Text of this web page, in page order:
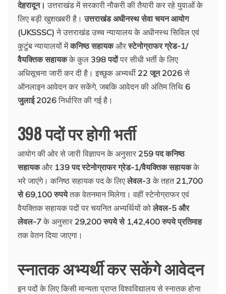
देहरादून। उत्तराखंड में सरकारी नौकरी की तैयारी कर रहे युवाओं के
लिए बड़ी खुशखबरी है।उत्तराखंड अधीनस्थ सेवा चयन आयोग
(UKSSSC) ने उत्तराखंड उच्च न्यायालय के अधीनस्थ सिविल एवं
कुटुंब न्यायालयों मेंकनिष्ठ सहायकऔरस्टेनोग्राफर ग्रेड-1/
वैयक्तिक सहायकके कुल 398 पदोंपर सीधी भर्ती के लिए
अधिसूचना जारी कर दी है। इच्छुक अभ्यर्थी 22 जून 2026से
ऑनलाइन आवेदन कर सकेंगे, जबकि आवेदन की अंतिम तिथि 6
जुलाई 2026निर्धारित की गई है।
398 पदों पर होगी भर्ती
आयोग की ओर से जारी विज्ञापन के अनुसार 259 पद कनिष्ठ
सहायकऔर 139 पद स्टेनोग्राफर ग्रेड-1/वैयक्तिक सहायकके
भरे जाएंगे। कनिष्ठ सहायक पद के लिएलेवल-3 के तहत 21,700
से 69,100 रुपयेतक वेतनमान मिलेगा। वहीं स्टेनोग्राफर एवं
वैयक्तिक सहायक पदों पर चयनित अभ्यर्थियों कोलेवल-5 और
लेवल-7के अनुसार 29,200 रुपये से 1,42,400 रुपये प्रतिमाह
तक वेतन दिया जाएगा।
स्नातक अभ्यर्थी कर सकेंगे आवेदन
इन पदों के लिए किसी मान्यता प्राप्त विश्वविद्यालय से स्नातक होना